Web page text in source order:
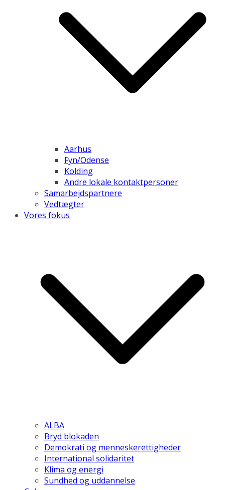
Aarhus
Fyn/Odense
Kolding
Andre lokale kontaktpersoner
Samarbejdspartnere
Vedtægter
Vores fokus
ALBA
Bryd blokaden
Demokrati og menneskerettigheder
International solidaritet
Klima og energi
Sundhed og uddannelse